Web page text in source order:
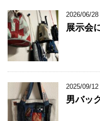
2026/06/28
展示会
2025/09/12
男バッ